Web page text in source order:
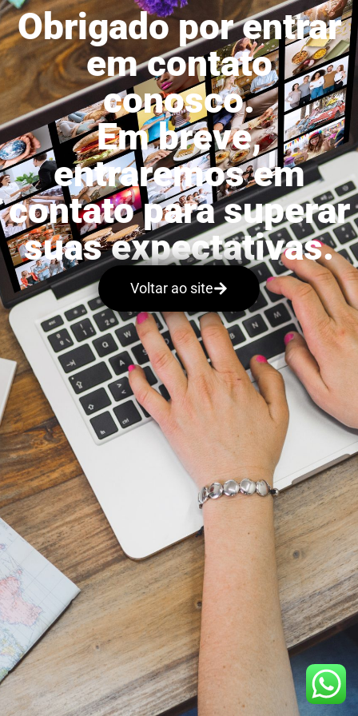
Obrigado por entrar
em contato
conosco.
Em breve,
entraremos em
contato para superar
suas expectativas.
Voltar ao site